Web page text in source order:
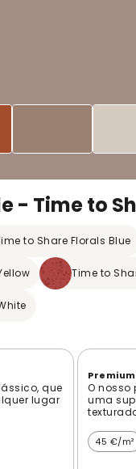
- Time to
to Share Florals Blue
Time to
que
lugar
O nosso
uma
45 €/m²